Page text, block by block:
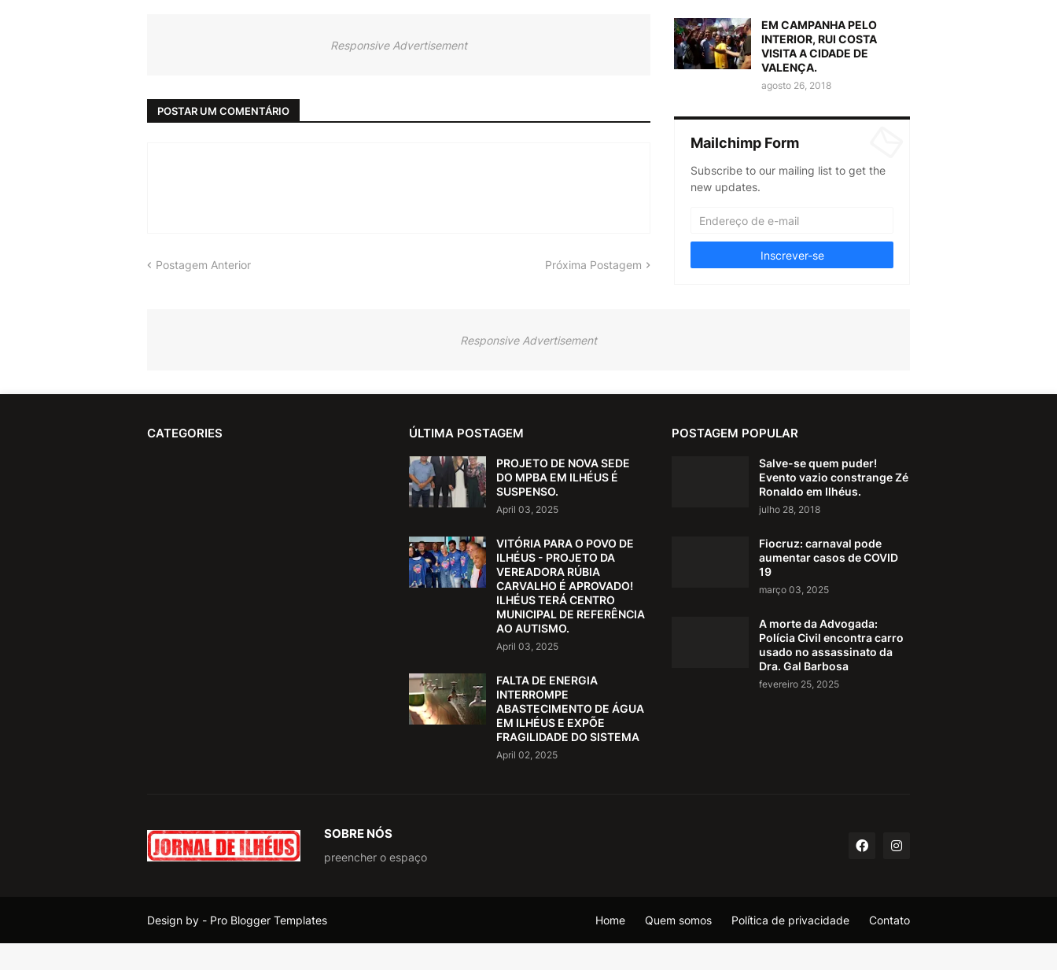
Responsive Advertisement
POSTAR UM COMENTÁRIO
Postagem Anterior Próxima Postagem
EM CAMPANHA PELO
INTERIOR, RUI COSTA
VISITA A CIDADE DE
VALENÇA.
agosto 26, 2018
Mailchimp Form
Subscribe to our mailing list to get the
new updates.
Responsive Advertisement
CATEGORIES ÚLTIMA POSTAGEM
PROJETO DE NOVA SEDE
DO MPBA EM ILHÉUS É
SUSPENSO.
April 03, 2025
VITÓRIA PARA O POVO DE
ILHÉUS - PROJETO DA
VEREADORA RÚBIA
CARVALHO É APROVADO!
ILHÉUS TERÁ CENTRO
MUNICIPAL DE REFERÊNCIA
AO AUTISMO.
April 03, 2025
FALTA DE ENERGIA
INTERROMPE
ABASTECIMENTO DE ÁGUA
EM ILHÉUS E EXPÕE
FRAGILIDADE DO SISTEMA
April 02, 2025
POSTAGEM POPULAR
Salve-se quem puder!
Evento vazio constrange Zé
Ronaldo em Ilhéus.
julho 28, 2018
Fiocruz: carnaval pode
aumentar casos de COVID
19
março 03, 2025
A morte da Advogada:
Polícia Civil encontra carro
usado no assassinato da
Dra. Gal Barbosa
fevereiro 25, 2025
SOBRE NÓS
preencher o espaço
Design by - Pro Blogger Templates Home Quem somos Política de privacidade Contato